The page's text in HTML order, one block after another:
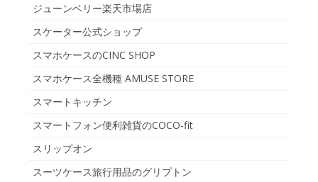
ジューンベリー楽天市場店
スケーター公式ショップ
スマホケースのCINC SHOP
スマホケース全機種 AMUSE STORE
スマートキッチン
スマートフォン便利雑貨のCOCO-fit
スリップオン
スーツケース旅行用品のグリプトン